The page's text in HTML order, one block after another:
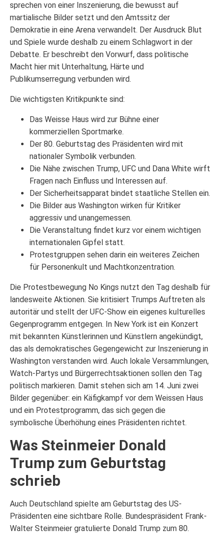
sprechen von einer Inszenierung, die bewusst auf
martialische Bilder setzt und den Amtssitz der
Demokratie in eine Arena verwandelt. Der Ausdruck Blut
und Spiele wurde deshalb zu einem Schlagwort in der
Debatte. Er beschreibt den Vorwurf, dass politische
Macht hier mit Unterhaltung, Härte und
Publikumserregung verbunden wird.
Die wichtigsten Kritikpunkte sind:
Das Weisse Haus wird zur Bühne einer
kommerziellen Sportmarke.
Der 80. Geburtstag des Präsidenten wird mit
nationaler Symbolik verbunden.
Die Nähe zwischen Trump, UFC und Dana White wirft
Fragen nach Einfluss und Interessen auf.
Der Sicherheitsapparat bindet staatliche Stellen ein.
Die Bilder aus Washington wirken für Kritiker
aggressiv und unangemessen.
Die Veranstaltung findet kurz vor einem wichtigen
internationalen Gipfel statt.
Protestgruppen sehen darin ein weiteres Zeichen
für Personenkult und Machtkonzentration.
Die Protestbewegung No Kings nutzt den Tag deshalb für
landesweite Aktionen. Sie kritisiert Trumps Auftreten als
autoritär und stellt der UFC-Show ein eigenes kulturelles
Gegenprogramm entgegen. In New York ist ein Konzert
mit bekannten Künstlerinnen und Künstlern angekündigt,
das als demokratisches Gegengewicht zur Inszenierung in
Washington verstanden wird. Auch lokale Versammlungen,
Watch-Partys und Bürgerrechtsaktionen sollen den Tag
politisch markieren. Damit stehen sich am 14. Juni zwei
Bilder gegenüber: ein Käfigkampf vor dem Weissen Haus
und ein Protestprogramm, das sich gegen die
symbolische Überhöhung eines Präsidenten richtet.
Was Steinmeier Donald
Trump zum Geburtstag
schrieb
Auch Deutschland spielte am Geburtstag des US-
Präsidenten eine sichtbare Rolle. Bundespräsident Frank-
Walter Steinmeier gratulierte Donald Trump zum 80.